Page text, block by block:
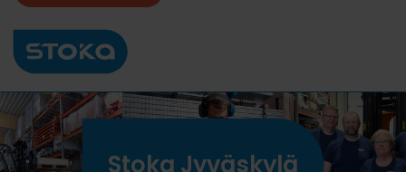
Stoka Jyväskylä